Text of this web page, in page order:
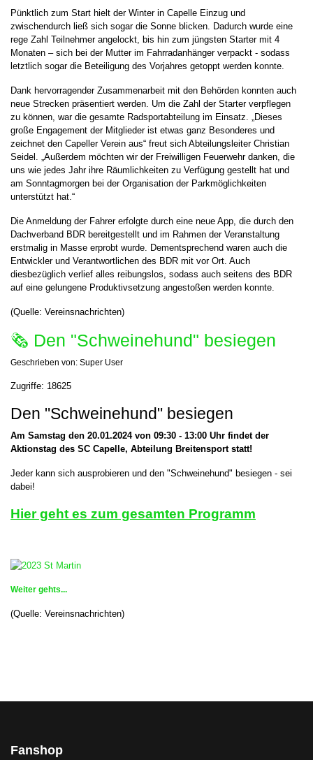
Pünktlich zum Start hielt der Winter in Capelle Einzug und
zwischendurch ließ sich sogar die Sonne blicken. Dadurch wurde eine
rege Zahl Teilnehmer angelockt, bis hin zum jüngsten Starter mit 4
Monaten – sich bei der Mutter im Fahrradanhänger verpackt - sodass
letztlich sogar die Beteiligung des Vorjahres getoppt werden konnte.
Dank hervorragender Zusammenarbeit mit den Behörden konnten auch
neue Strecken präsentiert werden. Um die Zahl der Starter verpflegen
zu können, war die gesamte Radsportabteilung im Einsatz. „Dieses
große Engagement der Mitglieder ist etwas ganz Besonderes und
zeichnet den Capeller Verein aus“ freut sich Abteilungsleiter Christian
Seidel. „Außerdem möchten wir der Freiwilligen Feuerwehr danken, die
uns wie jedes Jahr ihre Räumlichkeiten zu Verfügung gestellt hat und
am Sonntagmorgen bei der Organisation der Parkmöglichkeiten
unterstützt hat.“
Die Anmeldung der Fahrer erfolgte durch eine neue App, die durch den
Dachverband BDR bereitgestellt und im Rahmen der Veranstaltung
erstmalig in Masse erprobt wurde. Dementsprechend waren auch die
Entwickler und Verantwortlichen des BDR mit vor Ort. Auch
diesbezüglich verlief alles reibungslos, sodass auch seitens des BDR
auf eine gelungene Produktivsetzung angestoßen werden konnte.
(Quelle: Vereinsnachrichten)
🗞 Den "Schweinehund" besiegen
Geschrieben von: Super User
Zugriffe: 18625
Den "Schweinehund" besiegen
Am Samstag den 20.01.2024 von 09:30 - 13:00 Uhr findet der
Aktionstag des SC Capelle, Abteilung Breitensport statt!
Jeder kann sich ausprobieren und den "Schweinehund" besiegen - sei
dabei!
Hier geht es zum gesamten Programm
Weiter gehts...
(Quelle: Vereinsnachrichten)
Fanshop